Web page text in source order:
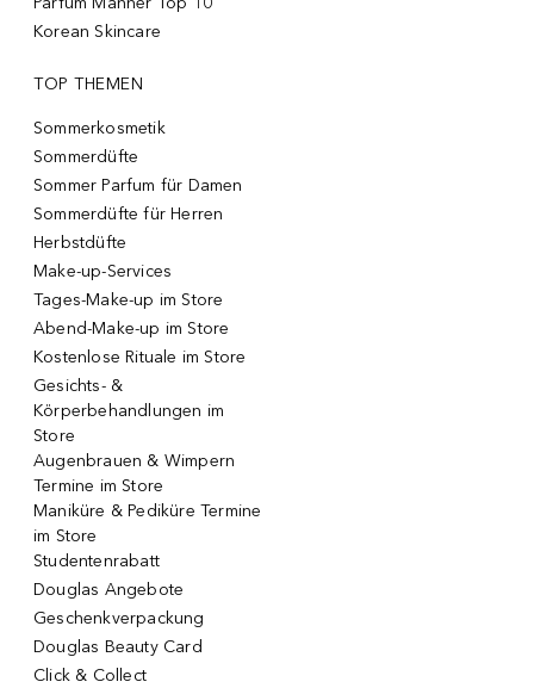
Korean Skincare
TOP THEMEN
Sommerkosmetik
Sommerdüfte
Sommer Parfum für Damen
Sommerdüfte für Herren
Herbstdüfte
Make-up-Services
Tages-Make-up im Store
Abend-Make-up im Store
Kostenlose Rituale im Store
Gesichts- &
Körperbehandlungen im
Store
Augenbrauen & Wimpern
Termine im Store
Maniküre & Pediküre Termine
im Store
Studentenrabatt
Douglas Angebote
Geschenkverpackung
Douglas Beauty Card
Click & Collect